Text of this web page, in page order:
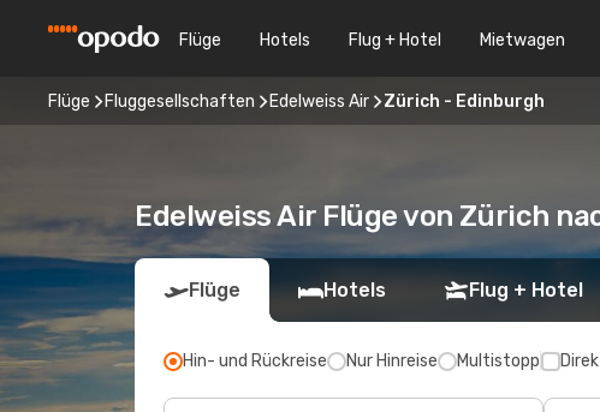
Flüge Hotels Flug + Hotel Mietwagen
Flüge Fluggesellschaften Edelweiss Air Zürich - Edinburgh
Edelweiss Air Flüge von Zürich
Flüge Hotels Flug + Hotel
Hin- und Rückreise Nur Hinreise Multistopp